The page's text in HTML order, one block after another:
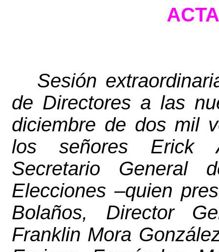
Sesión
de Directores a las
diciembre de dos mil
los señores Erick
Secretario General
Elecciones –quien
Bolaños, Director
Franklin Mora